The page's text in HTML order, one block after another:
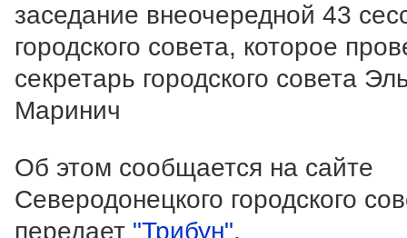
заседание внеочередной 43
городского совета, которое
секретарь городского совета
Маринич
Об этом сообщается на сайте
Северодонецкого городского
передает "Трибун".